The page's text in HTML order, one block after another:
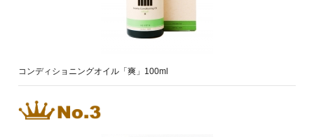
コンディショニングオイル「爽」100ml